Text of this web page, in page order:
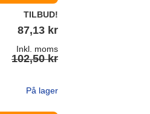
TILBUD!
87,13 kr
Inkl. moms
102,50 kr
På lager